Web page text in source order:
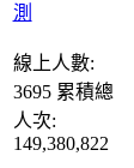
線上人數:
3695 累積總
人次:
149,380,822